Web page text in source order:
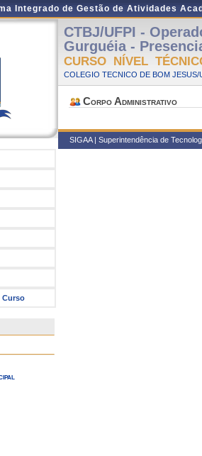
Integrado de Gestão de Atividades
Curso
CTBJ/UFPI -
Gurguéia -
CURSO NÍVEL
COLEGIO TECNICO DE BOM JESUS/
Corpo Administrativo
SIGAA | Superintendência de